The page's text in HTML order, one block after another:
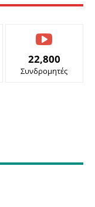
22,800
Συνδρομητές